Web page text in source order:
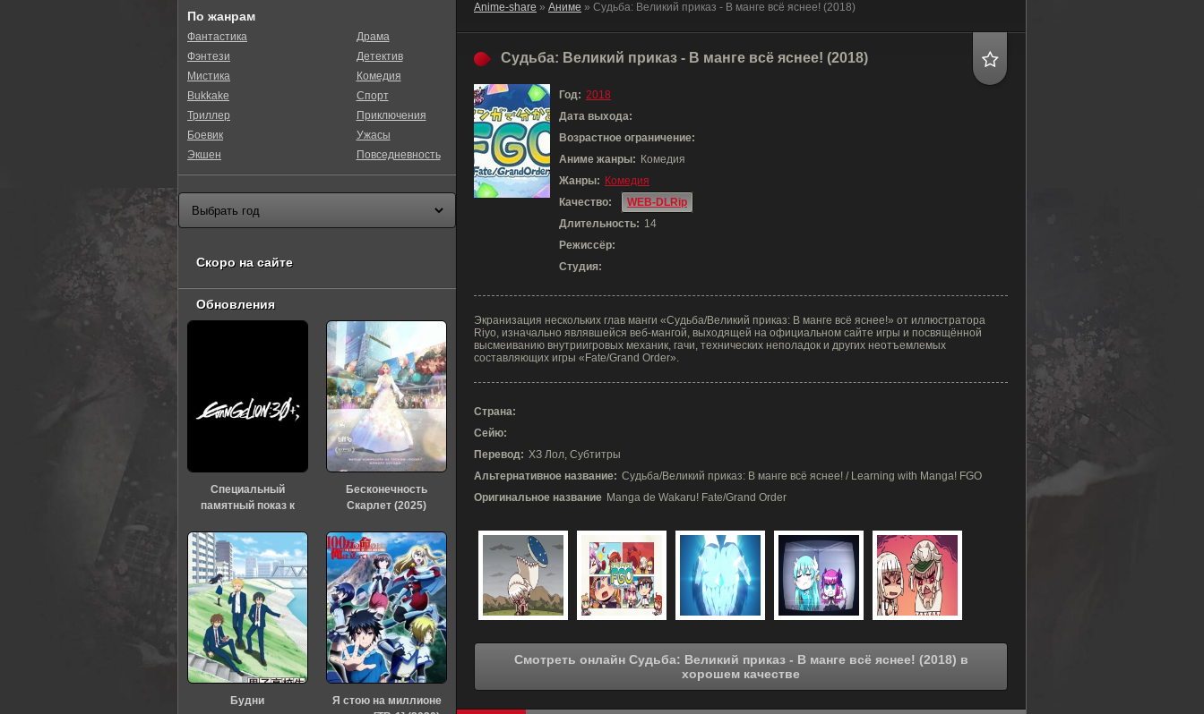
Anime-share » Аниме » Судьба: Великий приказ - В манге всё яснее! (2018)
Судьба: Великий приказ - В манге всё яснее! (2018)
Год: 2018
Дата выхода:
Возрастное ограничение:
Аниме жанры: Комедия
Жанры: Комедия
Качество:
WEB-DLRip
Длительность: 14
Режиссёр:
Студия:
Экранизация нескольких глав манги «Судьба/Великий приказ: В манге всё яснее!» от иллюстратора
Riyo, изначально являвшейся веб-мангой, выходящей на официальном сайте игры и посвящённой
высмеиванию внутриигровых механик, гачи, технических неполадок и других неотъемлемых
составляющих игры «Fate/Grand Order».
Страна:
Сейю:
Перевод: ХЗ Лол, Субтитры
Альтернативное название: Судьба/Великий приказ: В манге всё яснее! / Learning with Manga! FGO
Оригинальное название Manga de Wakaru! Fate/Grand Order
Смотреть онлайн Судьба: Великий приказ - В манге всё яснее! (2018) в
хорошем качестве
По жанрам
Фантастика
Фэнтези
Мистика
Bukkake
Триллер
Боевик
Экшен
Драма
Детектив
Комедия
Спорт
Приключения
Ужасы
Повседневность
Скоро на сайте
Обновления
Специальный
памятный показ к
«Евангелиона» (2026)
Бесконечность
Скарлет (2025)
Будни
Я стою на миллионе